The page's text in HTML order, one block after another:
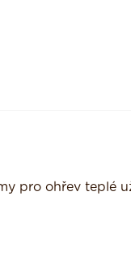
pro ohřev teplé